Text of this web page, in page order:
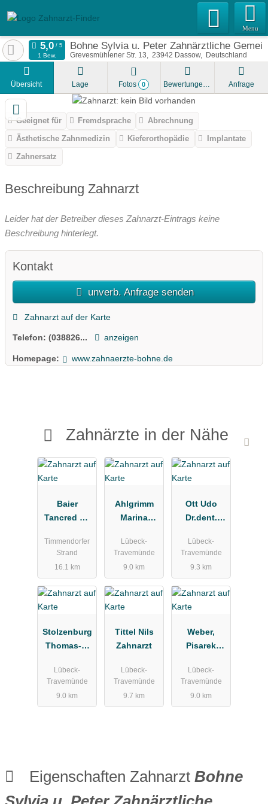
Menu
Bohne Sylvia u. Peter Zahnärztliche
Grevesmühlener Str. 13 23942 Dassow Deutschland
1 Bew.
Übersicht Lage Fotos 0 Bewertungen Anfrage
Geeignet für Fremdsprache
Abrechnung
Ästhetische Zahnmedizin
Kieferorthopädie
Implantate
Zahnersatz
Beschreibung Zahnarzt
Leider hat der Betreiber dieses Zahnarzt-Eintrags keine
Beschreibung hinterlegt.
Kontakt
unverb. Anfrage senden
Zahnarzt auf der Karte
Telefon: (038826... anzeigen
Homepage: www.zahnaerzte-bohne.de
Zahnärzte in der Nähe
Baier
Tancred Dr.
xis
Timmendorfer
Strand
16.1 km
Ahlgrimm
Marina
xis
Lübeck-
Travemünde
9.0 km
Ott Udo
Dr.dent.
Lübeck-
Travemünde
9.3 km
Stolzenburg
Thomas-J.
Lübeck-
Travemünde
9.0 km
Tittel Nils
Zahnarzt
Lübeck-
Travemünde
9.7 km
Weber,
Pisarek
nt.
Lübeck-
Travemünde
9.0 km
Eigenschaften Zahnarzt Bohne